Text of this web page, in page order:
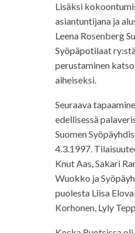
Lisäksi
asiantuntijana ja
Leena Rosenberg
Syöpäpotilaat
perustaminen
aiheiseksi.
Seuraava
edellisessä
Suomen
4.3.1997.
Knut Aas, Sakari
Wuokko ja
puolesta Liisa
Korhonen, Lyly